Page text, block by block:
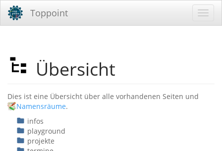
Toppoint
Übersicht
Dies ist eine Übersicht über alle vorhandenen Seiten und
Namensräume.
infos
playground
projekte